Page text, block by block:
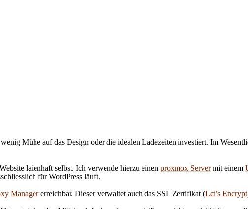
Mühe auf das Design oder die idealen Ladezeiten investiert. Im
laienhaft selbst. Ich verwende hierzu einen proxmox Servermit einem
für WordPress läuft.
Managererreichbar. Dieser verwaltet auch das SSL Zertifikat (Let’s Encrypt